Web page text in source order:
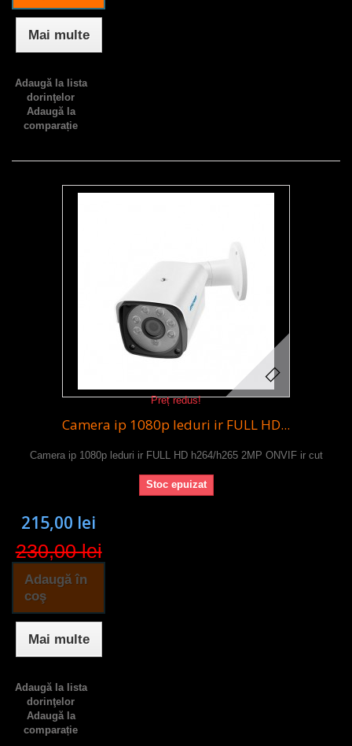
Mai multe
Adaugă la lista
dorinţelor
Adaugă la
comparație
Preț redus!
Camera ip 1080p leduri ir FULL HD...
Camera ip 1080p leduri ir FULL HD h264/h265 2MP ONVIF ir cut
Stoc epuizat
215,00 lei
230,00 lei
Adaugă în
coş
Mai multe
Adaugă la lista
dorinţelor
Adaugă la
comparație